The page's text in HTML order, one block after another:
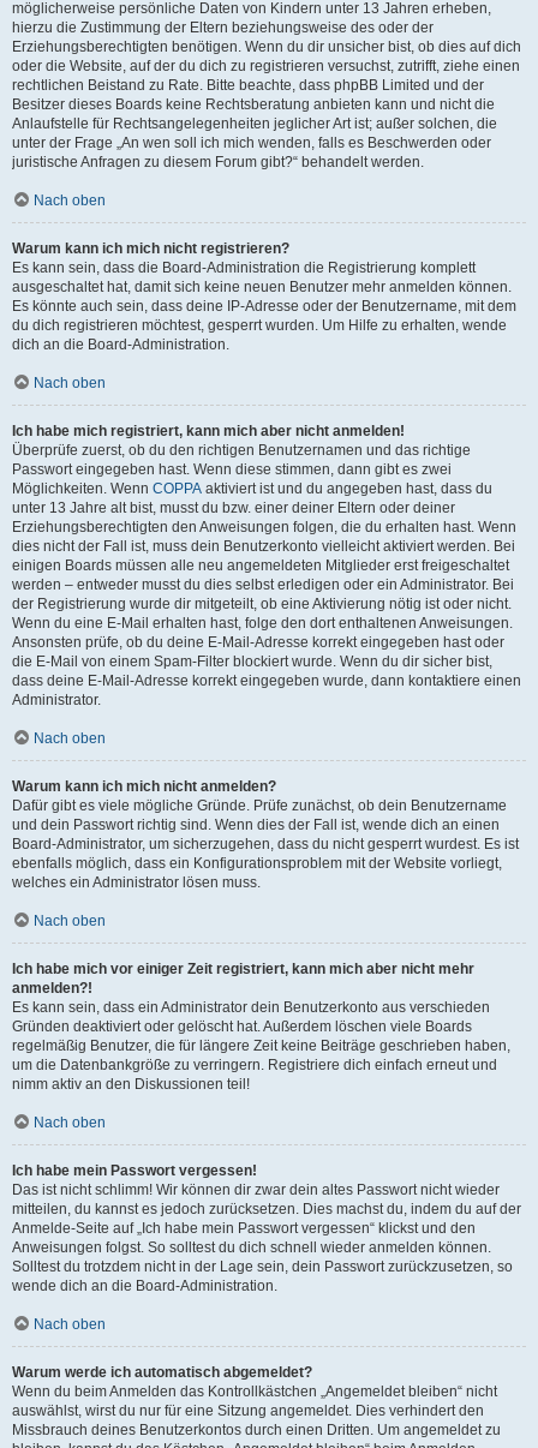
möglicherweise persönliche Daten von Kindern unter 13 Jahren erheben,
hierzu die Zustimmung der Eltern beziehungsweise des oder der
Erziehungsberechtigten benötigen. Wenn du dir unsicher bist, ob dies auf dich
oder die Website, auf der du dich zu registrieren versuchst, zutrifft, ziehe einen
rechtlichen Beistand zu Rate. Bitte beachte, dass phpBB Limited und der
Besitzer dieses Boards keine Rechtsberatung anbieten kann und nicht die
Anlaufstelle für Rechtsangelegenheiten jeglicher Art ist; außer solchen, die
unter der Frage „An wen soll ich mich wenden, falls es Beschwerden oder
juristische Anfragen zu diesem Forum gibt?“ behandelt werden.
Nach oben
Warum kann ich mich nicht registrieren?
Es kann sein, dass die Board-Administration die Registrierung komplett
ausgeschaltet hat, damit sich keine neuen Benutzer mehr anmelden können.
Es könnte auch sein, dass deine IP-Adresse oder der Benutzername, mit dem
du dich registrieren möchtest, gesperrt wurden. Um Hilfe zu erhalten, wende
dich an die Board-Administration.
Nach oben
Ich habe mich registriert, kann mich aber nicht anmelden!
Überprüfe zuerst, ob du den richtigen Benutzernamen und das richtige
Passwort eingegeben hast. Wenn diese stimmen, dann gibt es zwei
Möglichkeiten. Wenn COPPA aktiviert ist und du angegeben hast, dass du
unter 13 Jahre alt bist, musst du bzw. einer deiner Eltern oder deiner
Erziehungsberechtigten den Anweisungen folgen, die du erhalten hast. Wenn
dies nicht der Fall ist, muss dein Benutzerkonto vielleicht aktiviert werden. Bei
einigen Boards müssen alle neu angemeldeten Mitglieder erst freigeschaltet
werden – entweder musst du dies selbst erledigen oder ein Administrator. Bei
der Registrierung wurde dir mitgeteilt, ob eine Aktivierung nötig ist oder nicht.
Wenn du eine E-Mail erhalten hast, folge den dort enthaltenen Anweisungen.
Ansonsten prüfe, ob du deine E-Mail-Adresse korrekt eingegeben hast oder
die E-Mail von einem Spam-Filter blockiert wurde. Wenn du dir sicher bist,
dass deine E-Mail-Adresse korrekt eingegeben wurde, dann kontaktiere einen
Administrator.
Nach oben
Warum kann ich mich nicht anmelden?
Dafür gibt es viele mögliche Gründe. Prüfe zunächst, ob dein Benutzername
und dein Passwort richtig sind. Wenn dies der Fall ist, wende dich an einen
Board-Administrator, um sicherzugehen, dass du nicht gesperrt wurdest. Es ist
ebenfalls möglich, dass ein Konfigurationsproblem mit der Website vorliegt,
welches ein Administrator lösen muss.
Nach oben
Ich habe mich vor einiger Zeit registriert, kann mich aber nicht mehr
anmelden?!
Es kann sein, dass ein Administrator dein Benutzerkonto aus verschieden
Gründen deaktiviert oder gelöscht hat. Außerdem löschen viele Boards
regelmäßig Benutzer, die für längere Zeit keine Beiträge geschrieben haben,
um die Datenbankgröße zu verringern. Registriere dich einfach erneut und
nimm aktiv an den Diskussionen teil!
Nach oben
Ich habe mein Passwort vergessen!
Das ist nicht schlimm! Wir können dir zwar dein altes Passwort nicht wieder
mitteilen, du kannst es jedoch zurücksetzen. Dies machst du, indem du auf der
Anmelde-Seite auf „Ich habe mein Passwort vergessen“ klickst und den
Anweisungen folgst. So solltest du dich schnell wieder anmelden können.
Solltest du trotzdem nicht in der Lage sein, dein Passwort zurückzusetzen, so
wende dich an die Board-Administration.
Nach oben
Warum werde ich automatisch abgemeldet?
Wenn du beim Anmelden das Kontrollkästchen „Angemeldet bleiben“ nicht
auswählst, wirst du nur für eine Sitzung angemeldet. Dies verhindert den
Missbrauch deines Benutzerkontos durch einen Dritten. Um angemeldet zu